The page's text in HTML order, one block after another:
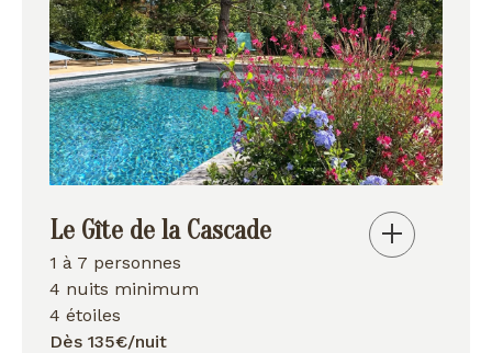
Le Gîte de la Cascade
1 à 7 personnes
4 nuits minimum
4 étoiles
Dès 135€/nuit